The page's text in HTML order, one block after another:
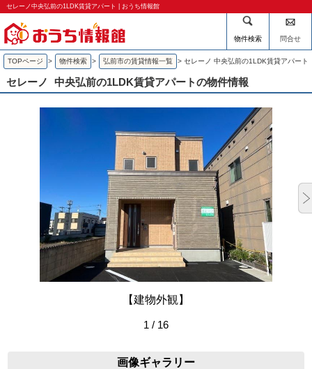
セレーノ中央弘前の1LDK賃貸アパート | おうち情報館
物件検索 問合せ
TOPページ > 物件検索 > 弘前市の賃貸情報一覧 > セレーノ 中央弘前の1LDK賃貸アパート
セレーノ 中央弘前の1LDK賃貸アパートの物件情報
【建物外観】
1 / 16
画像ギャラリー